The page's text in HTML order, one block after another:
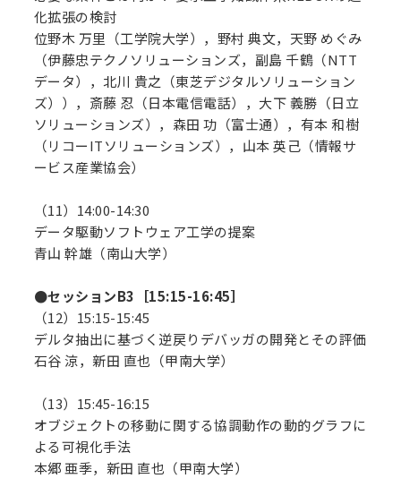
化拡張の検討
位野木 万里（工学院大学），野村 典文，天野 めぐみ
（伊藤忠テクノソリューションズ，副島 千鶴（NTT
データ），北川 貴之（東芝デジタルソリューション
ズ）），斎藤 忍（日本電信電話），大下 義勝（日立
ソリューションズ），森田 功（富士通），有本 和樹
（リコーITソリューションズ），山本 英己（情報サ
ービス産業協会）
（11）14:00-14:30
データ駆動ソフトウェア工学の提案
青山 幹雄（南山大学）
●セッションB3［15:15-16:45］
（12）15:15-15:45
デルタ抽出に基づく逆戻りデバッガの開発とその評価
石谷 涼，新田 直也（甲南大学）
（13）15:45-16:15
オブジェクトの移動に関する協調動作の動的グラフに
よる可視化手法
本郷 亜季，新田 直也（甲南大学）